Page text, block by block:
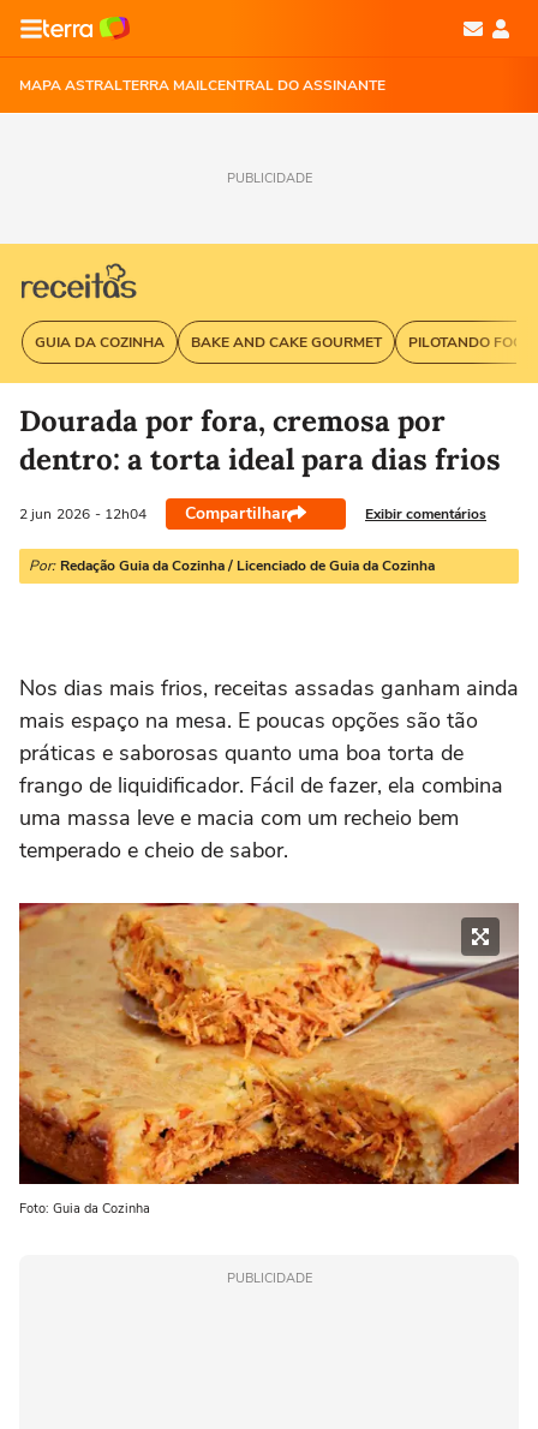
MAPA ASTRALTERRA MAILCENTRAL DO ASSINANTE
PUBLICIDADE
GUIA DA COZINHA BAKE AND CAKE GOURMET PILOTANDO
Dourada por fora, cremosa por
dentro: a torta ideal para dias frios
2 jun 2026 - 12h04 Compartilhar Exibir comentários
Por: Redação Guia da Cozinha / Licenciado de Guia da Cozinha
Nos dias mais frios, receitas assadas ganham ainda
mais espaço na mesa. E poucas opções são tão
práticas e saborosas quanto uma boa torta de
frango de liquidificador. Fácil de fazer, ela combina
uma massa leve e macia com um recheio bem
temperado e cheio de sabor.
Foto: Guia da Cozinha
PUBLICIDADE